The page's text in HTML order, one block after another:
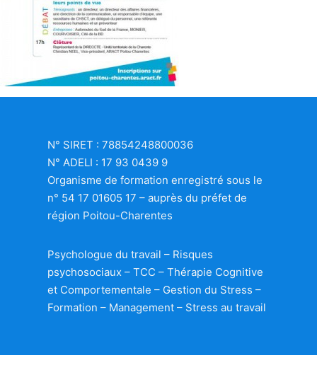
N° SIRET : 78854248800036
N° ADELI : 17 93 0439 9
Organisme de formation enregistré sous le
n° 54 17 01605 17 – auprès du préfet de
région Poitou-Charentes
Psychologue du travail – Risques
psychosociaux – TCC – Thérapie Cognitive
et Comportementale – Gestion du Stress –
Formation – Management – Stress au travail